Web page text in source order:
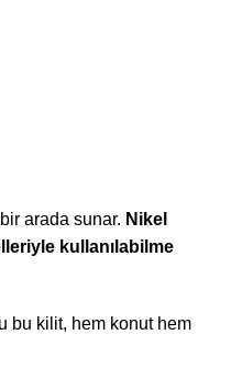
arada sunar. Nikel
kullanılabilme
bu kilit, hem konut hem